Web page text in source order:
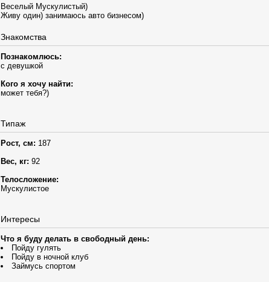
Веселый Мускулистый)
Живу один) занимаюсь авто бизнесом)
Знакомства
Познакомлюсь:
с девушкой
Кого я хочу найти:
может тебя?)
Типаж
Рост, см: 187
Вес, кг: 92
Телосложение:
Мускулистое
Интересы
Что я буду делать в свободный день:
Пойду гулять
Пойду в ночной клуб
Займусь спортом